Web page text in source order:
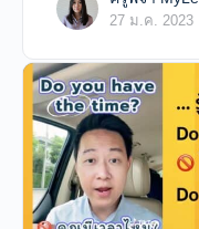
27 ม.ค. 2023